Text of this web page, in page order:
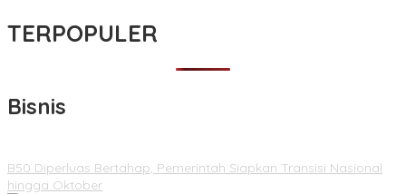
TERPOPULER
Bisnis
B50 Diperluas Bertahap, Pemerintah Siapkan Transisi Nasional
hingga Oktober